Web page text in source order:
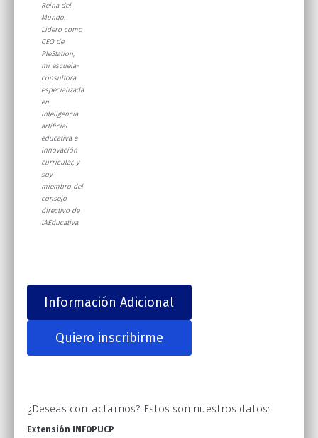
Reina del
Mundo.
Lidero como
CEO de
PleStation,
mi escuela-
consultora
especializada
en
inteligencia
artificial
educativa e
innovación
curricular, y
soy
miembro del
consejo
directivo de
IAEducativa.
Información Adicional
Quiero inscribirme
¿Deseas contactarnos? Estos son nuestros datos:
Extensión INFOPUCP